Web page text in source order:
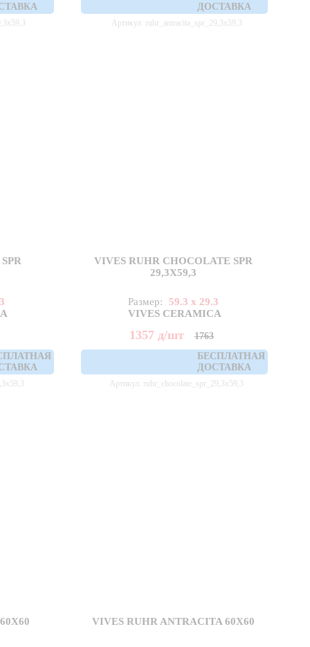
ДОСТАВКА
Артикул: ruhr_antracita_spr_29,3x59,3
VIVES RUHR CHOCOLATE SPR
29,3X59,3
Размер:
59.3 x 29.3
VIVES CERAMICA
1357 д/шт
1763
БЕСПЛАТНАЯ
ДОСТАВКА
Артикул: ruhr_chocolate_spr_29,3x59,3
VIVES RUHR ANTRACITA 60X60